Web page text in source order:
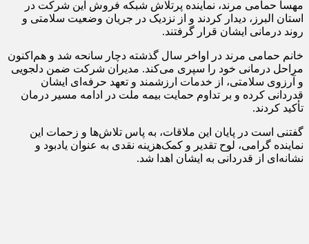
مهسا حمامی مرند، نماینده پرتلاش شبکه فروش این شرکت در
استان البرز، دیدار کردند و از نزدیک در جریان وضعیت سلامتی و
روند درمانی ایشان قرار گرفتند.
خانم حمامی مرند در اواخر سال گذشته دچار سانحه شد و هم‌اکنون
مراحل درمانی خود را سپری می‌کند. مدیران شرکت ضمن دلجویی
و آرزوی سلامتی، از خدمات ارزشمند و تعهد حرفه‌ای ایشان
قدردانی کرده و بر تداوم حمایت بیمه ملت در ادامه مسیر درمان
تأکید کردند.
گفتنی است در پایان این ملاقات، به پاس تلاش‌ها و زحمات این
نماینده گرامی، لوح تقدیر و کمک‌هزینه‌ نقدی به عنوان یادبود و
نشانه‌ای از قدردانی به ایشان اهدا شد.